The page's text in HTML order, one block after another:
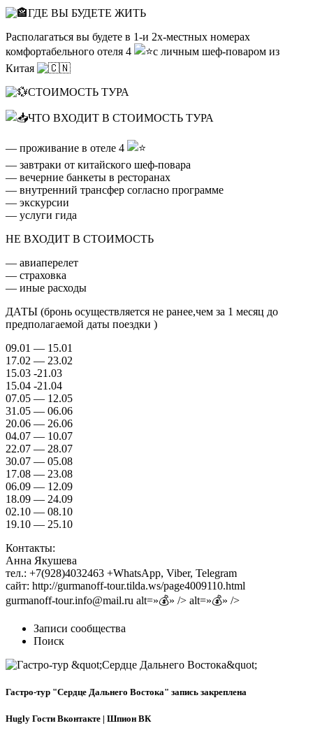
ГДЕ ВЫ БУДЕТЕ ЖИТЬ
Располагаться вы будете в 1-и 2х-местных номерах
комфортабельного отеля 4
с личным шеф-поваром из
Китая
СТОИМОСТЬ ТУРА
ЧТО ВХОДИТ В СТОИМОСТЬ ТУРА
— проживание в отеле 4
— завтраки от китайского шеф-повара
— вечерние банкеты в ресторанах
— внутренний трансфер согласно программе
— экскурсии
— услуги гида
НЕ ВХОДИТ В СТОИМОСТЬ
— авиаперелет
— страховка
— иные расходы
ДАТЫ (бронь осуществляется не ранее,чем за 1 месяц до
предполагаемой даты поездки )
09.01 — 15.01
17.02 — 23.02
15.03 -21.03
15.04 -21.04
07.05 — 12.05
31.05 — 06.06
20.06 — 26.06
04.07 — 10.07
22.07 — 28.07
30.07 — 05.08
17.08 — 23.08
06.09 — 12.09
18.09 — 24.09
02.10 — 08.10
19.10 — 25.10
Контакты:
Анна Якушева
тел.: +7(928)4032463 +WhatsApp, Viber, Telegram
сайт: http://gurmanoff-tour.tilda.ws/page4009110.html
gurmanoff-tour.info@mail.ru alt=»💰» /> alt=»💰» />
Записи сообщества
Поиск
Гастро-тур "Сердце Дальнего Востока" запись закреплена
Hugly Гости Вконтакте | Шпион ВК